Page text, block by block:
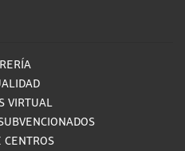
VIRTUAL
CENTROS